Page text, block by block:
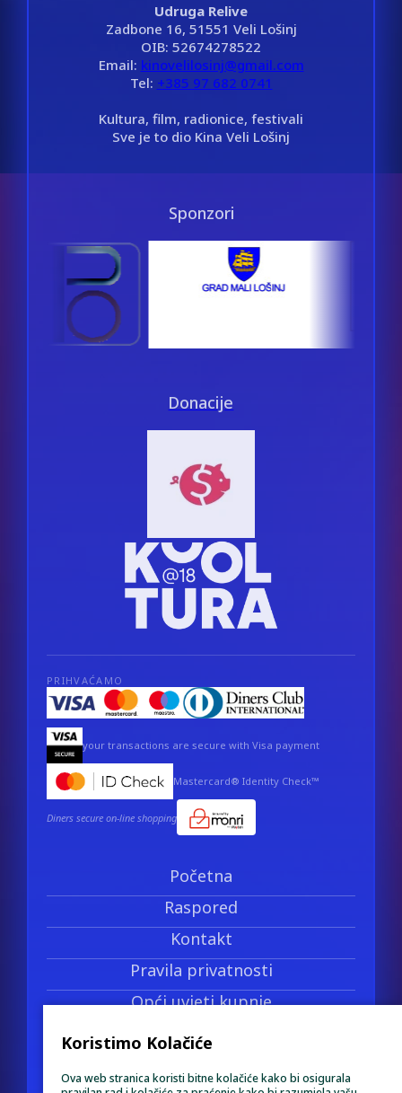
Koristimo Kolačiće
Ova web stranica koristi bitne kolačiće kako bi osigurala
Udruga Relive
Zadbone 16, 51551 Veli Lošinj
OIB: 52674278522
Email: kinovelilosinj@gmail.com
Tel: +385 97 682 0741
Kultura, film, radionice, festivali
Sve je to dio Kina Veli Lošinj
Sponzori
Donacije
PRIHVAĆAMO
your transactions are secure with Visa payment
Mastercard® Identity Check™
Diners secure on-line shopping
Početna
Raspored
Kontakt
Pravila privatnosti
Opći uvjeti kupnje
Politika povrata novca